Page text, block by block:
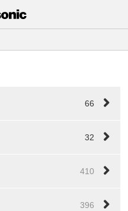
66
32
410
396